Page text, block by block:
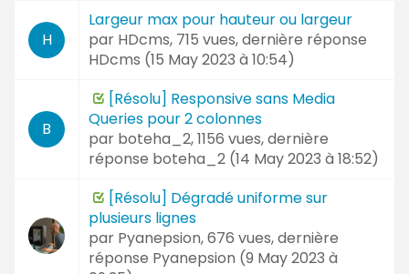
H
Largeur max pour hauteur ou largeur
par HDcms, 715 vues, dernière réponse
HDcms (15 May 2023 à 10:54)
B
[Résolu] Responsive sans Media
Queries pour 2 colonnes
par boteha_2, 1156 vues, dernière
réponse boteha_2 (14 May 2023 à 18:52)
[Résolu] Dégradé uniforme sur
plusieurs lignes
par Pyanepsion, 676 vues, dernière
réponse Pyanepsion (9 May 2023 à